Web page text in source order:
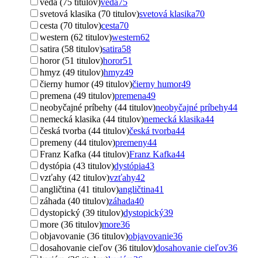
veda (75 titulov)veda75
svetová klasika (70 titulov)svetová klasika70
cesta (70 titulov)cesta70
western (62 titulov)western62
satira (58 titulov)satira58
horor (51 titulov)horor51
hmyz (49 titulov)hmyz49
čierny humor (49 titulov)čierny humor49
premena (49 titulov)premena49
neobyčajné príbehy (44 titulov)neobyčajné príbehy44
nemecká klasika (44 titulov)nemecká klasika44
česká tvorba (44 titulov)česká tvorba44
premeny (44 titulov)premeny44
Franz Kafka (44 titulov)Franz Kafka44
dystópia (43 titulov)dystópia43
vzťahy (42 titulov)vzťahy42
angličtina (41 titulov)angličtina41
záhada (40 titulov)záhada40
dystopický (39 titulov)dystopický39
more (36 titulov)more36
objavovanie (36 titulov)objavovanie36
dosahovanie cieľov (36 titulov)dosahovanie cieľov36